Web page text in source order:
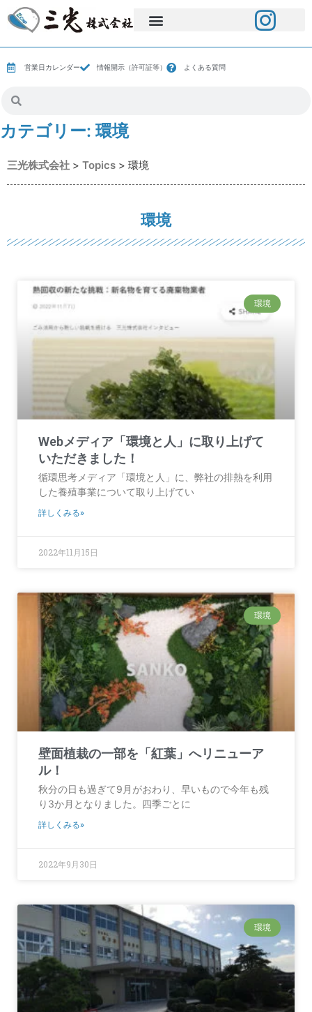
営業日カレンダー 情報開示（許可証等） よくある質問
カテゴリー: 環境
三光株式会社 > Topics > 環境
環境
環境
Webメディア「環境と人」に取り上げて
いただきました！
循環思考メディア「環境と人」に、弊社の排熱を利用
した養殖事業について取り上げてい
詳しくみる»
2022年11月15日
環境
壁面植栽の一部を「紅葉」へリニューア
ル！
秋分の日も過ぎて9月がおわり、早いもので今年も残
り3か月となりました。四季ごとに
詳しくみる»
2022年9月30日
環境